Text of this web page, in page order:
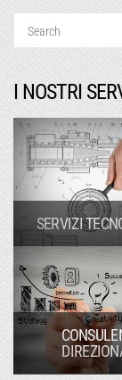
I NOSTRI
SERVIZI